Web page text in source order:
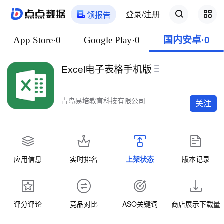
领报告 登录/注册
App Store·0 Google Play·0 国内安卓·0
Excel电子表格手机版
青岛易培教育科技有限公司 关注
应用信息 实时排名 上架状态 版本记录
评分评论 竞品对比 ASO关键词 商店展示下载量